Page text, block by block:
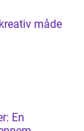
måde
En